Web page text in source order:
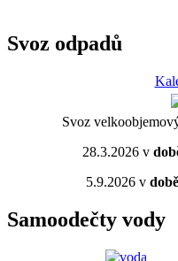
Svoz odpadů
Svoz
28.3.2026 v
5.9.2026 v
Samoodečty vody